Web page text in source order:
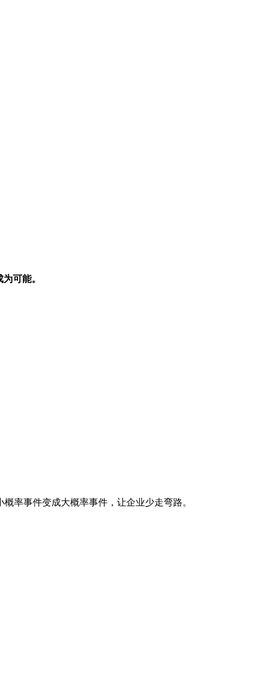
可能。
率事件变成大概率事件，让企业少走弯路。